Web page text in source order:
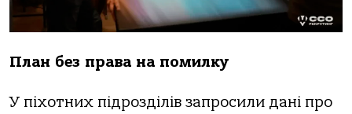
План без права на помилку
У піхотних підрозділів запросили дані про